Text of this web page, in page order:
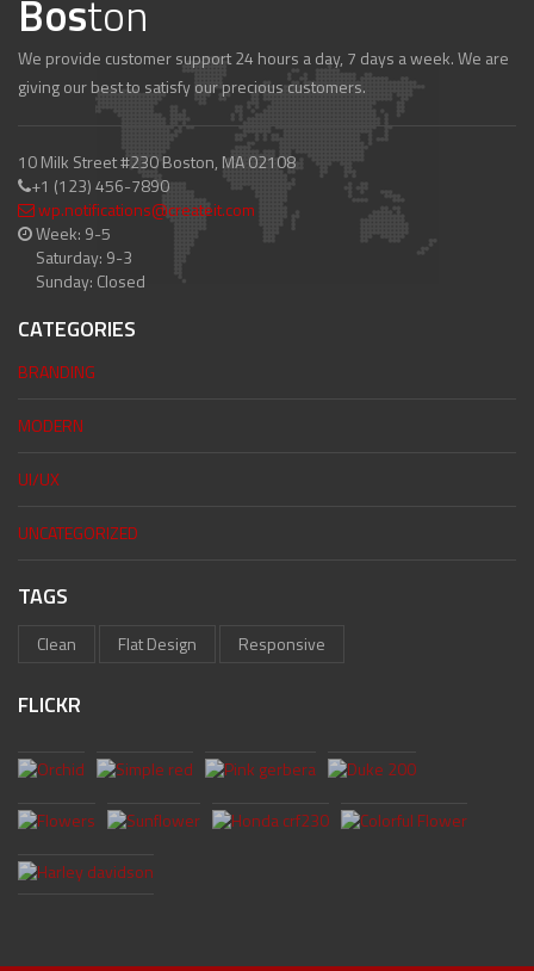
Boston
We provide customer support 24 hours a day, 7 days a week. We are
giving our best to satisfy our precious customers.
10 Milk Street #230 Boston, MA 02108
+1 (123) 456-7890
wp.notifications@createit.com
Week: 9-5
Saturday: 9-3
Sunday: Closed
CATEGORIES
BRANDING
MODERN
UI/UX
UNCATEGORIZED
TAGS
Clean Flat Design Responsive
FLICKR